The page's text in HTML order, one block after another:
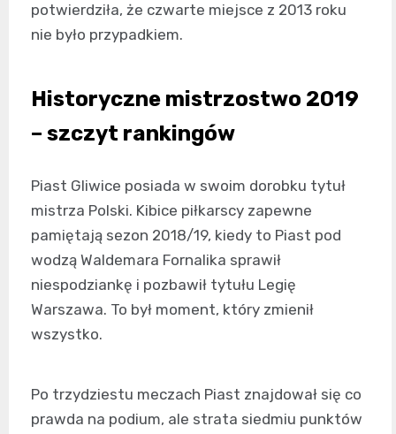
potwierdziła, że czwarte miejsce z 2013 roku
nie było przypadkiem.
Historyczne mistrzostwo 2019
– szczyt rankingów
Piast Gliwice posiada w swoim dorobku tytuł
mistrza Polski. Kibice piłkarscy zapewne
pamiętają sezon 2018/19, kiedy to Piast pod
wodzą Waldemara Fornalika sprawił
niespodziankę i pozbawił tytułu Legię
Warszawa. To był moment, który zmienił
wszystko.
Po trzydziestu meczach Piast znajdował się co
prawda na podium, ale strata siedmiu punktów